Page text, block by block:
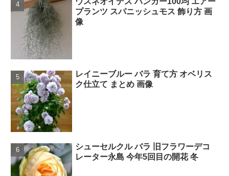
プランツ スパニッシュモス 飾り方 画
像
レイニーブルー バラ 育て方 オベリス
ク仕立て まとめ 画像
シューセルクル バラ 旧フラワーデコ
レーター永島 今年5回目の開花 冬